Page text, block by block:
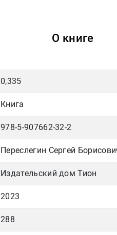
О книге
0,335
Книга
978-5-907662-32-2
Переслегин Сергей
Издательский дом Тион
2023
288